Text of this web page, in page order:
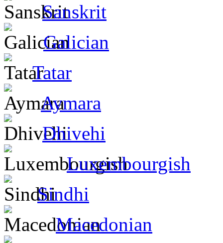
Sanskrit
Galician
Tatar
Aymara
Dhivehi
Luxembourgish
Sindhi
Macedonian